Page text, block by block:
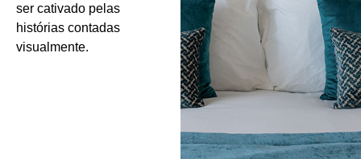
ser cativado pelas
histórias contadas
visualmente.